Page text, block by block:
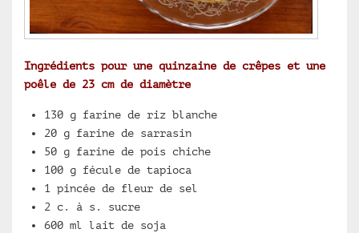
Ingrédients pour une quinzaine de crêpes et une
poêle de 23 cm de diamètre
130 g farine de riz blanche
20 g farine de sarrasin
50 g farine de pois chiche
100 g fécule de tapioca
1 pincée de fleur de sel
2 c. à s. sucre
600 ml lait de soja